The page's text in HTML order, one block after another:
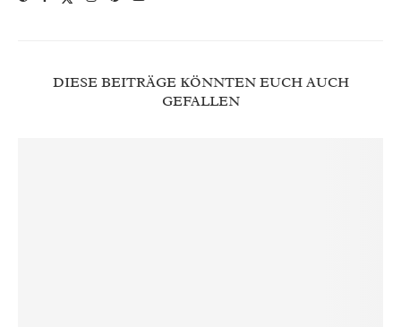
DIESE BEITRÄGE KÖNNTEN EUCH AUCH
GEFALLEN